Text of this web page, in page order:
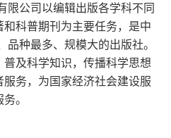
育
限公司以编辑出版各学科不同
科普期刊为主要任务，是中
种最多、规模大的出版社。
及科学知识，传播科学思想
务，为国家经济社会建设服
。